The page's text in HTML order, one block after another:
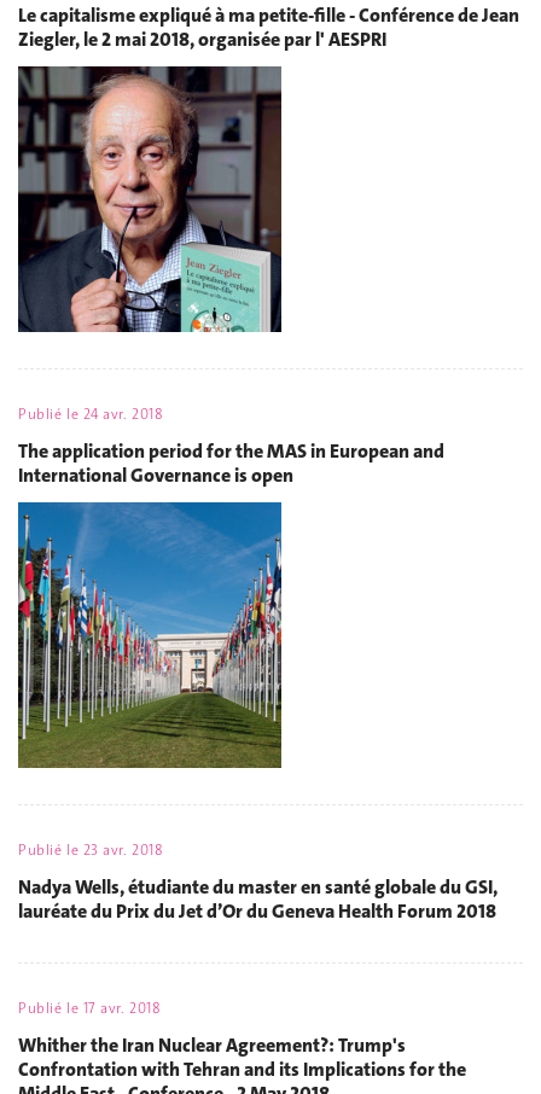
Le capitalisme expliqué à ma petite-fille - Conférence de Jean
Ziegler, le 2 mai 2018, organisée par l' AESPRI
Publié le 24 avr. 2018
The application period for the MAS in European and
International Governance is open
Publié le 23 avr. 2018
Nadya Wells, étudiante du master en santé globale du GSI,
lauréate du Prix du Jet d’Or du Geneva Health Forum 2018
Publié le 17 avr. 2018
Whither the Iran Nuclear Agreement?: Trump's
Confrontation with Tehran and its Implications for the